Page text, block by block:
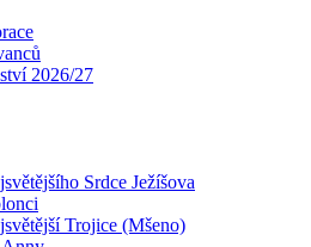
2026/27
Srdce Ježíšova
Trojice (Mšeno)